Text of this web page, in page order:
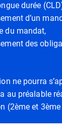
durée
d’un
du mandat,
des
ne pourra
au préalable
(2ème et